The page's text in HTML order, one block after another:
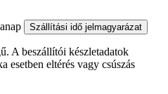
Szállítási idő jelmagyarázat
A beszállítói készletadatok
esetben eltérés vagy csúszás